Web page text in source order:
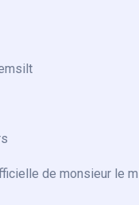
de monsieur le